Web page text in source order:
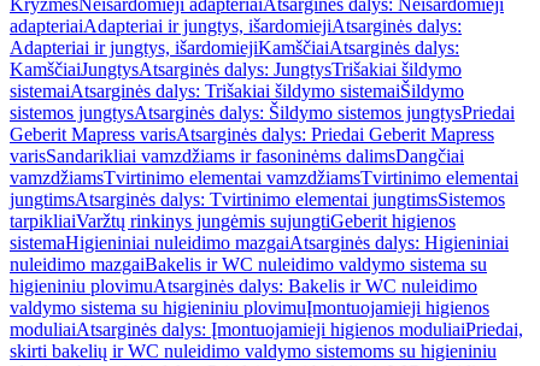
KryžmėsNeišardomieji adapteriaiAtsarginės dalys: Neišardomieji
adapteriaiAdapteriai ir jungtys, išardomiejiAtsarginės dalys:
Adapteriai ir jungtys, išardomiejiKamščiaiAtsarginės dalys:
KamščiaiJungtysAtsarginės dalys: JungtysTrišakiai šildymo
sistemaiAtsarginės dalys: Trišakiai šildymo sistemaiŠildymo
sistemos jungtysAtsarginės dalys: Šildymo sistemos jungtysPriedai
Geberit Mapress varisAtsarginės dalys: Priedai Geberit Mapress
varisSandarikliai vamzdžiams ir fasoninėms dalimsDangčiai
vamzdžiamsTvirtinimo elementai vamzdžiamsTvirtinimo elementai
jungtimsAtsarginės dalys: Tvirtinimo elementai jungtimsSistemos
tarpikliaiVaržtų rinkinys jungėmis sujungtiGeberit higienos
sistemaHigieniniai nuleidimo mazgaiAtsarginės dalys: Higieniniai
nuleidimo mazgaiBakelis ir WC nuleidimo valdymo sistema su
higieniniu plovimuAtsarginės dalys: Bakelis ir WC nuleidimo
valdymo sistema su higieniniu plovimuĮmontuojamieji higienos
moduliaiAtsarginės dalys: Įmontuojamieji higienos moduliaiPriedai,
skirti bakelių ir WC nuleidimo valdymo sistemoms su higieniniu